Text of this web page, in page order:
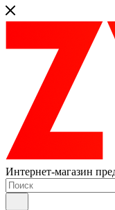
Интернет-магазин